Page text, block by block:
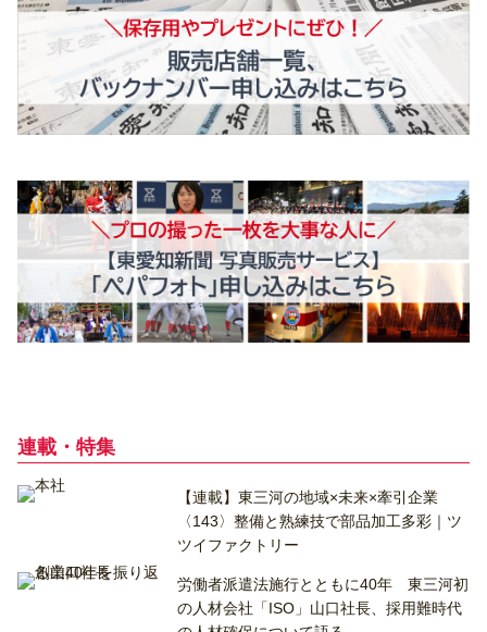
連載・特集
【連載】東三河の地域×未来×牽引企業
〈143〉整備と熟練技で部品加工多彩｜ツ
ツイファクトリー
労働者派遣法施行とともに40年 東三河初
の人材会社「ISO」山口社長、採用難時代